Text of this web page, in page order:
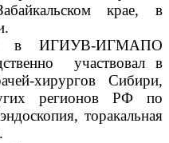
крае, в
в ИГИУВ-ИГМАПО
участвовал в
хирургов Сибири,
регионов РФ по
торакальная